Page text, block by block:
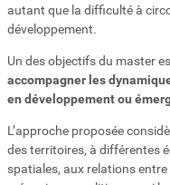
autant que la difficulté à
développement.
Un des objectifs du master
accompagner les
en développement ou
L’approche proposée
des territoires, à différentes
spatiales, aux relations